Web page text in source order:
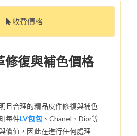
收費價格
修復與補色價格
且合理的精品皮件修復與補色
每件LV包包 、Chanel、Dior等
價值，因此在進行任何處理